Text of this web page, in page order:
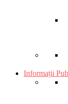
Informații